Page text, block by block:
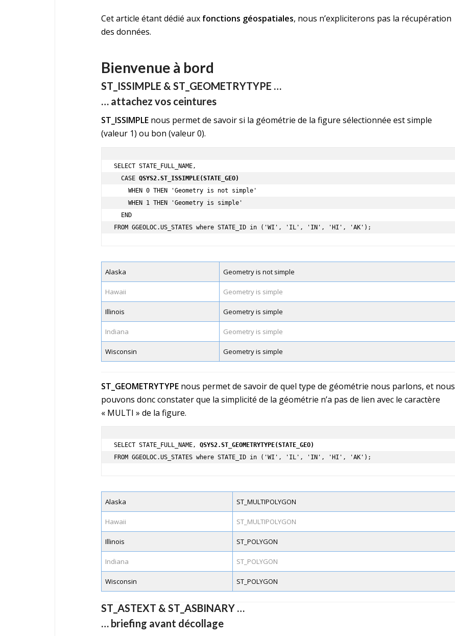
Cet article étant dédié aux fonctions géospatiales, nous n’expliciterons pas la récupération
des données.
Bienvenue à bord
ST_ISSIMPLE & ST_GEOMETRYTYPE …
… attachez vos ceintures
ST_ISSIMPLE nous permet de savoir si la géométrie de la figure sélectionnée est simple
(valeur 1) ou bon (valeur 0).
SELECT STATE_FULL_NAME,
  CASE
QSYS2.ST_ISSIMPLE(STATE_GEO)
FROM GGEOLOC.US_STATES where STATE_ID in ('WI', 'IL', 'IN', 'HI', 'AK');
Alaska Geometry is not simple
Hawaii Geometry is simple
Illinois Geometry is simple
Indiana Geometry is simple
Wisconsin Geometry is simple
ST_GEOMETRYTYPE nous permet de savoir de quel type de géométrie nous parlons, et nous
pouvons donc constater que la simplicité de la géométrie n’a pas de lien avec le caractère
« MULTI » de la figure.
SELECT STATE_FULL_NAME, QSYS2.ST_GEOMETRYTYPE(STATE_GEO)
FROM GGEOLOC.US_STATES where STATE_ID in ('WI', 'IL', 'IN', 'HI', 'AK');
Alaska ST_MULTIPOLYGON
Hawaii ST_MULTIPOLYGON
Illinois ST_POLYGON
Indiana ST_POLYGON
Wisconsin ST_POLYGON
ST_ASTEXT & ST_ASBINARY …
… briefing avant décollage